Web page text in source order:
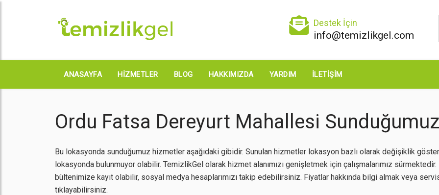
Destek İçin
info@temizlikgel.com
ANASAYFA HIZMETLER BLOG HAKKIMIZDA YARDIM İLETIŞIM
Ordu Fatsa Dereyurt Mahallesi
Bu lokasyonda sunduğumuz hizmetler aşağıdaki gibidir. Sunulan hizmetler lokasyon bazlı olarak değişiklik
lokasyonda bulunmuyor olabilir. TemizlikGel olarak hizmet alanımızı genişletmek için çalışmalarımız
bültenimize kayıt olabilir, sosyal medya hesaplarımızı takip edebilirsiniz. Fiyatlar hakkında bilgi almak veya
tıklayabilirsiniz.